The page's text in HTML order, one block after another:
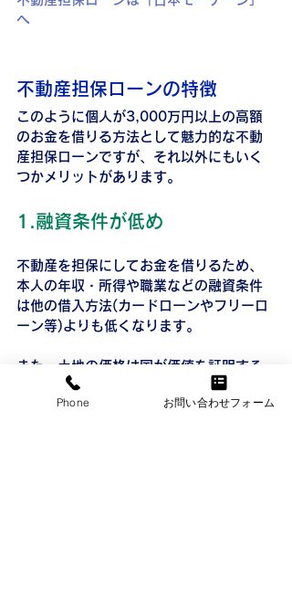
へ
不動産担保ローンの特徴
このように個人が3,000万円以上の高額
のお金を借りる方法として魅力的な不動
産担保ローンですが、それ以外にもいく
つかメリットがあります。
1.融資条件が低め
不動産を担保にしてお金を借りるため、
本人の年収・所得や職業などの融資条件
は他の借入方法(カードローンやフリーロ
ーン等)よりも低くなります。
また、土地の価格は国が価値を証明する
制度（路線価）があることから、"国がそ
の不動産の価値を保証している"という信
Phone お問い合わせフォーム